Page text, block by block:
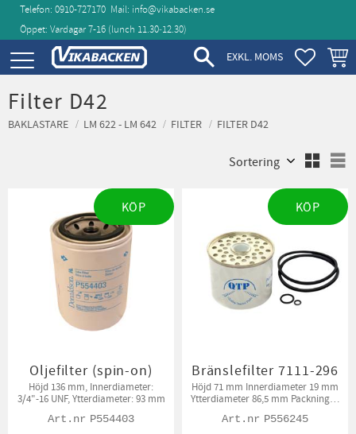
Meny
Telefon: 0910-727170 Mail: info@vikabacken.se
Öppet: Vardagar 7-16 (lunch 11.30‑12.30)
EXKL. MOMS
Filter D42
BAKLASTARE LM 622 - LM 642 FILTER FILTER D42
Oljefilter (spin-on)
Höjd 136 mm, Innerdiameter:
3/4"-16 UNF, Ytterdiameter: 93 mm
P554403
KÖP
Bränslefilter 7111-296
Höjd 71 mm Innerdiameter 19 mm
Ytterdiameter 86,5 mm Packningar
P556245
KÖP